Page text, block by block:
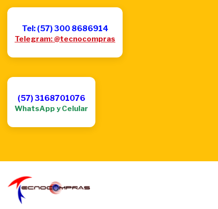
Tel: (57) 300 8686914
Telegram: @tecnocompras
(57) 3168701076
WhatsApp y Celular